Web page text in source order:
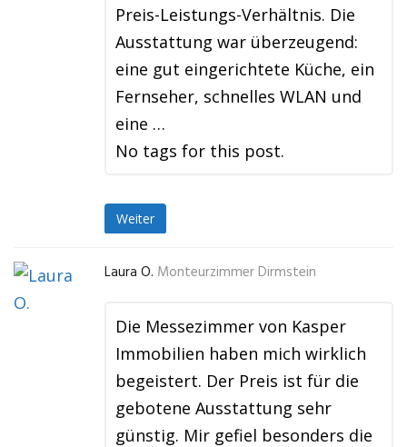
Preis-Leistungs-Verhältnis. Die
Ausstattung war überzeugend:
eine gut eingerichtete Küche, ein
Fernseher, schnelles WLAN und
eine …
No tags for this post.
Weiter
Laura O. Monteurzimmer Dirmstein
Die Messezimmer von Kasper
Immobilien haben mich wirklich
begeistert. Der Preis ist für die
gebotene Ausstattung sehr
günstig. Mir gefiel besonders die